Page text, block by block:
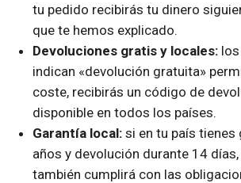
tu pedido recibirás tu dinero
que te hemos explicado.
Devoluciones gratis y locales:los
indican «devolución gratuita»
coste, recibirás un código de
disponible en todos los países.
Garantía local:si en tu país tienes
años y devolución durante 14 días,
también cumplirá con las